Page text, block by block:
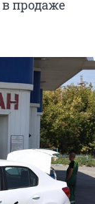
продаже